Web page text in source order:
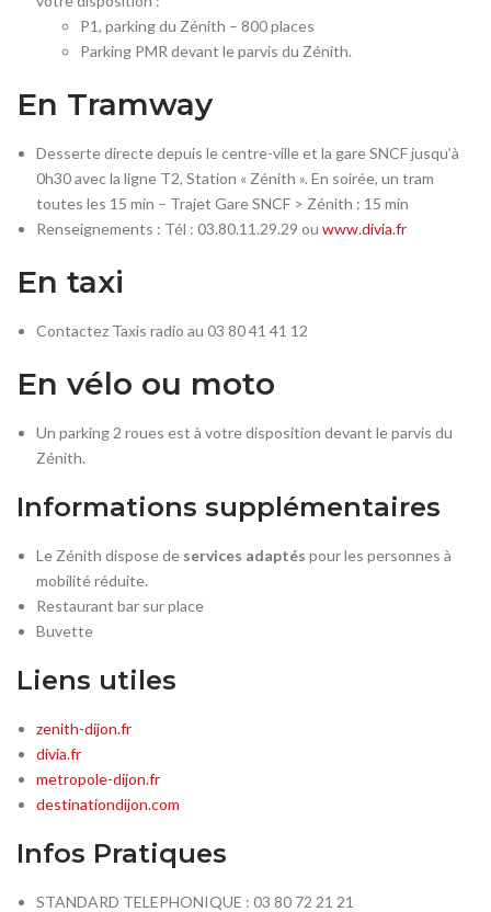
P1, parking du Zénith – 800 places
Parking PMR devant le parvis du Zénith.
En Tramway
Desserte directe depuis le centre-ville et la gare SNCF jusqu’à
0h30 avec la ligne T2, Station « Zénith ». En soirée, un tram
toutes les 15 min – Trajet Gare SNCF > Zénith : 15 min
Renseignements : Tél : 03.80.11.29.29 ou www.divia.fr
En taxi
Contactez Taxis radio au 03 80 41 41 12
En vélo ou moto
Un parking 2 roues est à votre disposition devant le parvis du
Zénith.
Informations supplémentaires
Le Zénith dispose de services adaptés pour les personnes à
mobilité réduite.
Restaurant bar sur place
Buvette
Liens utiles
zenith-dijon.fr
divia.fr
metropole-dijon.fr
destinationdijon.com
Infos Pratiques
STANDARD TELEPHONIQUE : 03 80 72 21 21